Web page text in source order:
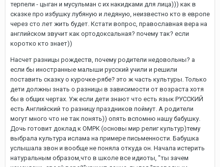
терпели - цыган и мусульман с их накидками для лица))) как в
сказке про избушку лубяную и ледяную, неизвестно кто в европе
через сто лет жить будет. Кстати вопрос, православная вера на
английском звучит как ортодоксальная? почему так? если
коротко кто знает))
Насчет разницы рождеств, почему родители недовольны? а
если бы иностранные малыши русский учили и решили
поставить сказку о курочке-рябе? это ж часть культуры. Только
дети должны знать о разницы в зависимости от возраста хотя
бы в общих чертах. Уж если дети знают что есть язык РУССКИЙ
есть Английский то разницу праздников поймут. А родители
могут много что не так понять)) опять вспомню нашу бабушку.
Дочь готовит доклад к ОМРК (основы мир религ культур)тему
выбрала культура ислама на примере письменности. Бабушка
услышала звон и вообще не поняла откуда он. Начала истерить
натуральным образом,что в школе все идиоты, "ты зачем